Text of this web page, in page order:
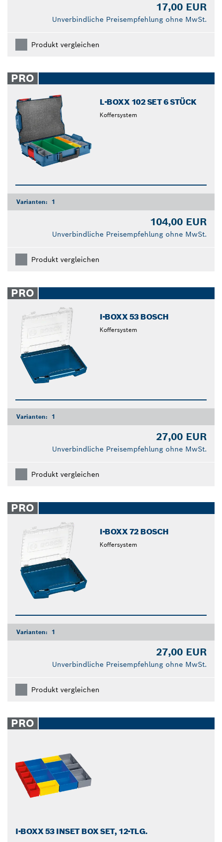
17,00 EUR
Unverbindliche Preisempfehlung ohne MwSt.
Produkt vergleichen
PRO
L-BOXX 102 SET 6 STÜCK
Koffersystem
Varianten: 1
104,00 EUR
Unverbindliche Preisempfehlung ohne MwSt.
Produkt vergleichen
PRO
I-BOXX 53 BOSCH
Koffersystem
Varianten: 1
27,00 EUR
Unverbindliche Preisempfehlung ohne MwSt.
Produkt vergleichen
PRO
I-BOXX 72 BOSCH
Koffersystem
Varianten: 1
27,00 EUR
Unverbindliche Preisempfehlung ohne MwSt.
Produkt vergleichen
PRO
I-BOXX 53 INSET BOX SET, 12-TLG.